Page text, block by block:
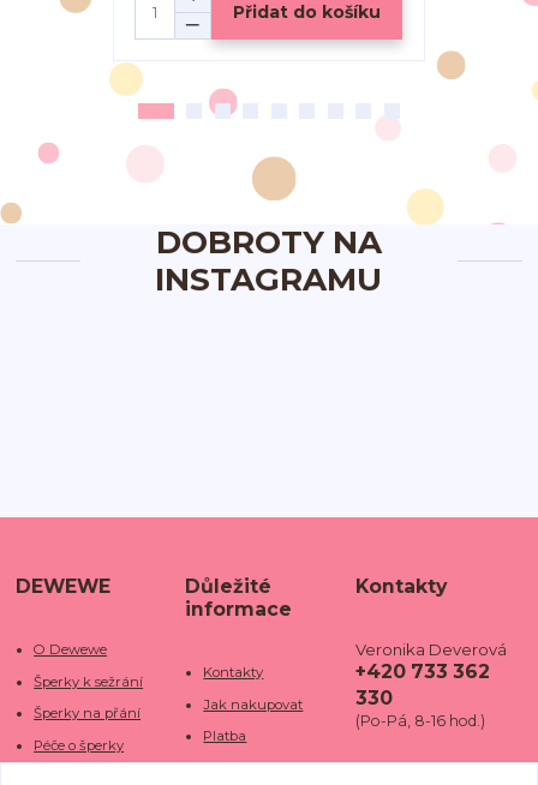
Přidat do košíku
DOBROTY NA
INSTAGRAMU
DEWEWE
O Dewewe
Šperky k sežrání
Šperky na přání
Péče o šperky
Důležité
informace
Kontakty
Jak nakupovat
Platba
Doba dodání
Kontakty
Veronika Deverová
+420 733 362
330
(Po-Pá, 8-16 hod.)